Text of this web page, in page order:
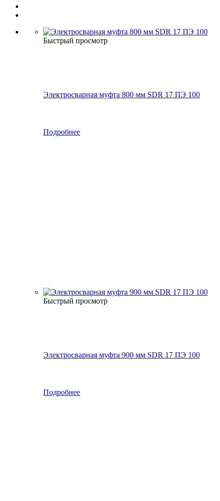
Быстрый просмотр
Электросварная муфта 800 мм SDR 17 ПЭ 100
Подробнее
Быстрый просмотр
Электросварная муфта 900 мм SDR 17 ПЭ 100
Подробнее